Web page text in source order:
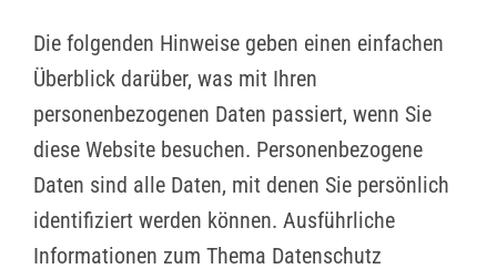
Die folgenden Hinweise geben einen einfachen
Überblick darüber, was mit Ihren
personenbezogenen Daten passiert, wenn Sie
diese Website besuchen. Personenbezogene
Daten sind alle Daten, mit denen Sie persönlich
identifiziert werden können. Ausführliche
Informationen zum Thema Datenschutz